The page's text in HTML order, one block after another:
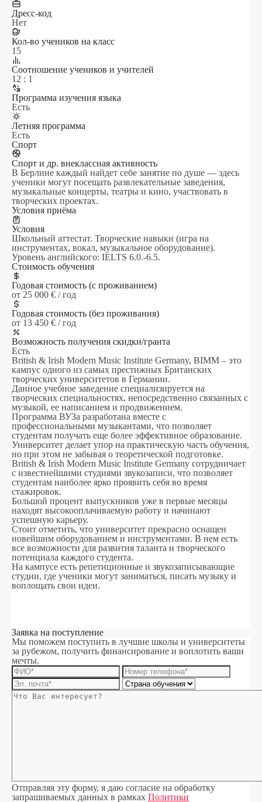
Дресс-код
Нет
Кол-во учеников на класс
15
Cоотношение учеников и учителей
12 : 1
Программа изучения языка
Есть
Летняя программа
Есть
Спорт
Спорт и др. внеклассная активность
В Берлине каждый найдет себе занятие по душе — здесь
ученики могут посещать развлекательные заведения,
музыкальные концерты, театры и кино, участвовать в
творческих проектах.
Условия приёма
Условия
Школьный аттестат. Творческие навыки (игра на
инструментах, вокал, музыкальное оборудование).
Уровень английского: IELTS 6.0.-6.5.
Стоимость обучения
Годовая стоимость (с проживанием)
от 25 000 € / год
Годовая стоимость (без проживания)
от 13 450 € / год
Возможность получения скидки/гранта
Есть
British & Irish Modern Music Institute Germany, BIMM – это
кампус одного из самых престижных Британских
творческих университетов в Германии.
Данное учебное заведение специализируется на
творческих специальностях, непосредственно связанных с
музыкой, ее написанием и продвижением.
Программа ВУЗа разработана вместе с
профессиональными музыкантами, что позволяет
студентам получать еще более эффективное образование.
Университет делает упор на практическую часть обучения,
но при этом не забывая о теоретической подготовке.
British & Irish Modern Music Institute Germany сотрудничает
с известнейшими студиями звукозаписи, что позволяет
студентам наиболее ярко проявить себя во время
стажировок.
Большой процент выпускников уже в первые месяцы
находят высокооплачиваемую работу и начинают
успешную карьеру.
Стоит отметить, что университет прекрасно оснащен
новейшим оборудованием и инструментами. В нем есть
все возможности для развития таланта и творческого
потенциала каждого студента.
На кампусе есть репетиционные и звукозаписывающие
студии, где ученики могут заниматься, писать музыку и
воплощать свои идеи.
Заявка на поступление
Мы поможем поступить в лучшие школы и университеты
за рубежом, получить финансирование и воплотить ваши
мечты.
Отправляя эту форму, я даю согласие на обработку
запрашиваемых данных в рамках Политики